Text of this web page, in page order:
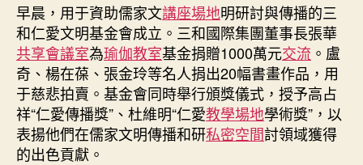
早晨，用于資助儒家文講座場地明研討與傳播的三
和仁愛文明基金會成立。三和國際集團董事長張華
共享會議室為瑜伽教室基金捐贈1000萬元交流 。盧
奇、楊在葆、張金玲等名人捐出20幅書畫作品，用
于慈悲拍賣。基金會同時舉行頒獎儀式，授予高占
祥“仁愛傳播獎”、杜維明“仁愛教學場地學術獎”，以
表揚他們在儒家文明傳播和研私密空間討領域獲得
的出色貢獻。